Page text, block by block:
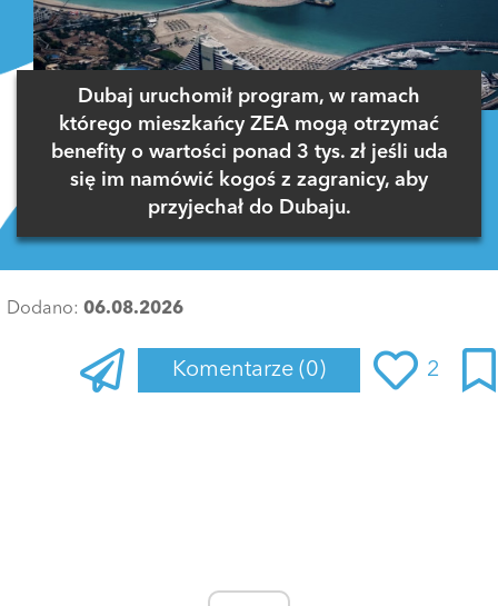
Dubaj uruchomił program, w ramach
którego mieszkańcy ZEA mogą otrzymać
benefity o wartości ponad 3 tys. zł jeśli uda
się im namówić kogoś z zagranicy, aby
przyjechał do Dubaju.
Dodano: 06.08.2026
Komentarze (0) 2